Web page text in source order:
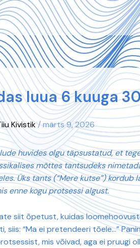
luua 6 kuuga
Kivistik/märts 9, 2026
huvides olgu täpsustatud, et
mõttes tantsudeks
Üks tants (“Mere kutse”)
enne kogu protsessi algust.
siit õpetust, kuidas
siis: “Ma ei pretendeeri tõele…”
mis võivad, aga ei pruugi